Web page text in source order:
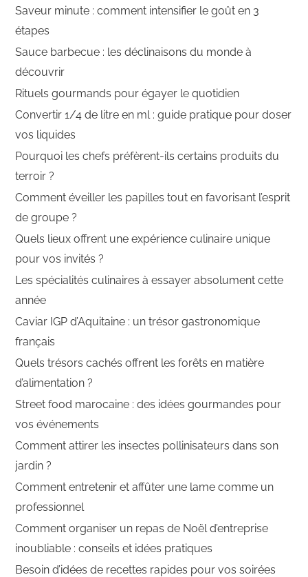
Saveur minute : comment intensifier le goût en 3
étapes
Sauce barbecue : les déclinaisons du monde à
découvrir
Rituels gourmands pour égayer le quotidien
Convertir 1/4 de litre en ml : guide pratique pour doser
vos liquides
Pourquoi les chefs préfèrent-ils certains produits du
terroir ?
Comment éveiller les papilles tout en favorisant l’esprit
de groupe ?
Quels lieux offrent une expérience culinaire unique
pour vos invités ?
Les spécialités culinaires à essayer absolument cette
année
Caviar IGP d’Aquitaine : un trésor gastronomique
français
Quels trésors cachés offrent les forêts en matière
d’alimentation ?
Street food marocaine : des idées gourmandes pour
vos événements
Comment attirer les insectes pollinisateurs dans son
jardin ?
Comment entretenir et affûter une lame comme un
professionnel
Comment organiser un repas de Noël d’entreprise
inoubliable : conseils et idées pratiques
Besoin d’idées de recettes rapides pour vos soirées